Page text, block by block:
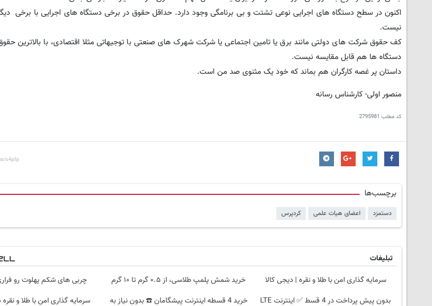
اکنون در سطح دستگاه های اجرایی نوعی تشتت و بی برنامگی وجود دارد. حداقل حقوق در برخی دستگاه های اجرایی با برخی
نیست.
کف حقوق شرکت های دولتی مانند برق یا تامین اجتماعی یا شرکت شهرک های صنعتی با توجیهاتی مثلا اقتصادی، با بالاترین
دستگاه ها هم قابل مقایسه نیست.
داستان پر غصه کارگران هم بماند که خود یک مثنوی صد من است.
منصور اولی- کارشناس رسانه
کد مطلب 2795981
برچسب‌ها
دستمزد اعضای هیات علمی کردپرس
تبلیغات
سرمایه گذاری امن با طلا و نقره | دیجی کالا
خرید شمش پلمپ طلاسی، از ۰.۵ گرم تا ۱۰ گرم
چربی های شکم پهلوت رو
بدون پیش پرداخت در 4 قسط ✅ اینترنت LTE
خرید 4 قسطه اینترنت پیشگامان ☎️ بدون نیاز به سرمایه گذاری امن با طلا و نقره